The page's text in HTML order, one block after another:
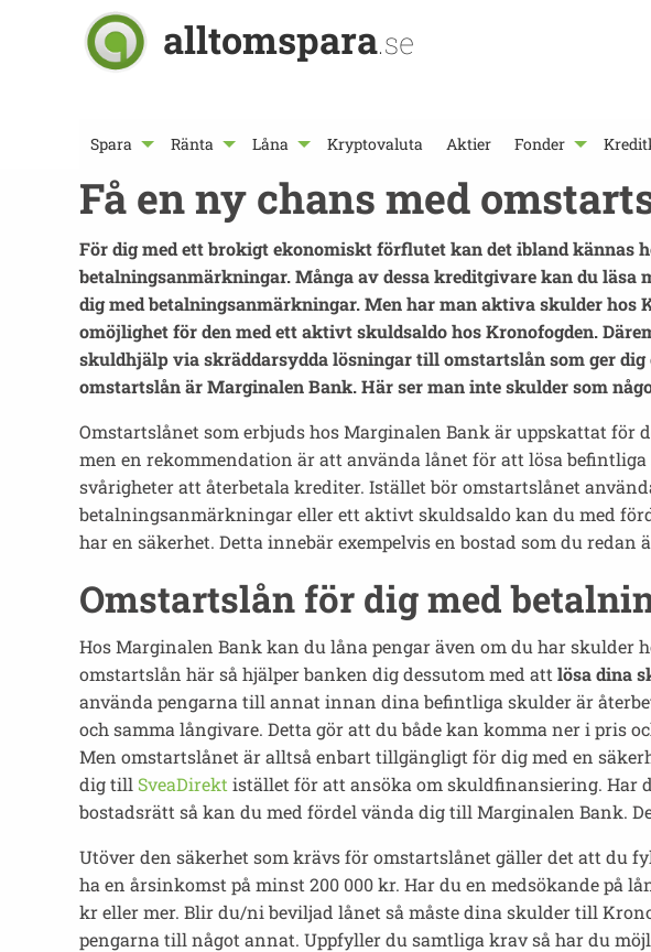
alltomspara.se
Spara Ränta Låna Kryptovaluta Aktier Fonder
Få en ny chans med
För dig med ett brokigt ekonomiskt förflutet kan det ibland kännas
betalningsanmärkningar. Många av dessa kreditgivare kan du
dig med betalningsanmärkningar. Men har man aktiva skulder
omöjlighet för den med ett aktivt skuldsaldo hos Kronofogden.
skuldhjälp via skräddarsydda lösningar till omstartslån som ger
omstartslån är Marginalen Bank. Här ser man inte skulder som
Omstartslånet som erbjuds hos Marginalen Bank är uppskattat
men en rekommendation är att använda lånet för att lösa
svårigheter att återbetala krediter. Istället bör omstartslånet
betalningsanmärkningar eller ett aktivt skuldsaldo kan du med
har en säkerhet. Detta innebär exempelvis en bostad som du redan
Omstartslån för dig med
Hos Marginalen Bank kan du låna pengar även om du har skulder
omstartslån här så hjälper banken dig dessutom med att lösa dina
använda pengarna till annat innan dina befintliga skulder är
och samma långivare. Detta gör att du både kan komma ner i pris
Men omstartslånet är alltså enbart tillgängligt för dig med en
dig till SveaDirekt istället för att ansöka om skuldfinansiering. Har
bostadsrätt så kan du med fördel vända dig till Marginalen Bank.
Utöver den säkerhet som krävs för omstartslånet gäller det att du
ha en årsinkomst på minst 200 000 kr. Har du en medsökande på
kr eller mer. Blir du/ni beviljad lånet så måste dina skulder till
pengarna till något annat. Uppfyller du samtliga krav så har du